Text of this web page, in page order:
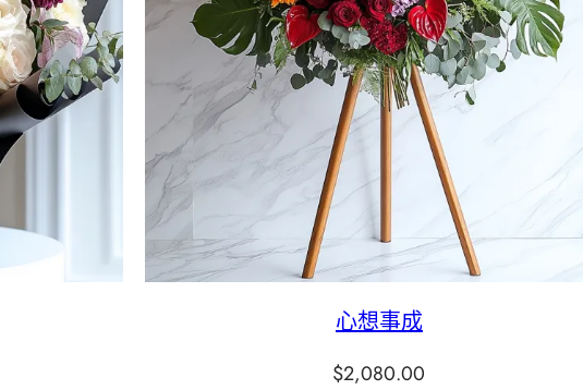
心想事成
$2,080.00